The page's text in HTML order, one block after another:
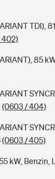
TDI),
402)
85
(0603 / 404)
(0603 / 405)
kW, Benzin,